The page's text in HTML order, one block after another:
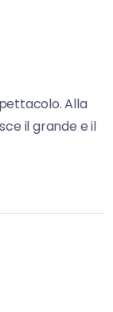
Alla
il grande e il